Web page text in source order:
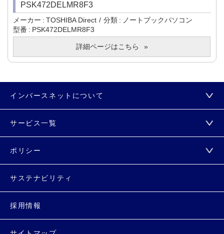
PSK472DELMR8F3
メーカー TOSHIBA Direct 分類
ノートブックパソコン
型番
PSK472DELMR8F3
詳細ページはこちら
インバースネットについて
サービス一覧
ポリシー
サステナビリティ
採用情報